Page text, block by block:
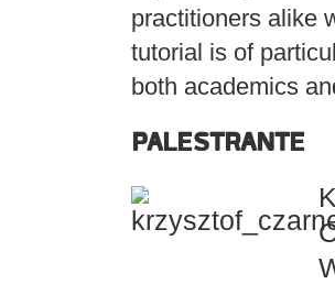
practitioners alike
tutorial is of
both academics
PALESTRANTE